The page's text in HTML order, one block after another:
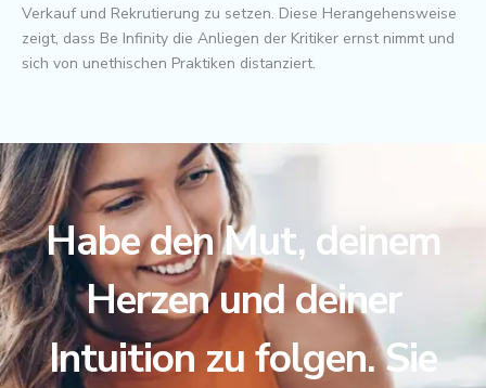
Verkauf und Rekrutierung zu setzen. Diese Herangehensweise
zeigt, dass Be Infinity die Anliegen der Kritiker ernst nimmt und
sich von unethischen Praktiken distanziert.
Habe den Mut, deinem
Herzen und deiner
Intuition zu folgen. Sie